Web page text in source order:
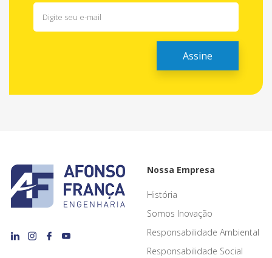
Nossa Empresa
História
Somos Inovação
Responsabilidade Ambiental
Responsabilidade Social